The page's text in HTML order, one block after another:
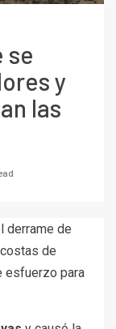
se
y
las
derrame de
de
esfuerzo para